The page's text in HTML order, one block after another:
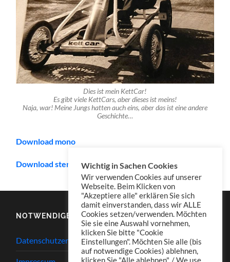
Dies ist mein KettCar!
Es gibt viele KettCars, aber dieses ist meins!
Naja, war! Meine Jungs hatten auch eins, aber das ist eine andere
Geschichte…
Download mono
Download stereo (empfohlen/recommended)
NOTWENDIGES
Datenschutzerklärung
Wichtig in Sachen Cookies
Wir verwenden Cookies auf unserer
Webseite. Beim Klicken von
"Akzeptiere alle" erklären Sie sich
damit einverstanden, dass wir ALLE
Cookies setzen/verwenden. Möchten
Sie sie eine Auswahl vornehmen,
klicken Sie bitte "Cookie
Einstellungen". Möchten Sie alle (bis
auf notwendige Cookies) ablehnen,
klicken Sie "Alle ablehnen". / We use